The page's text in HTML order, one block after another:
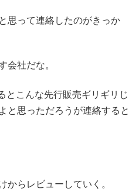
と思って連絡したのがきっか
会社だな。
とこんな先行販売ギリギリじ
と思っただろうが連絡すると
からレビューしていく。